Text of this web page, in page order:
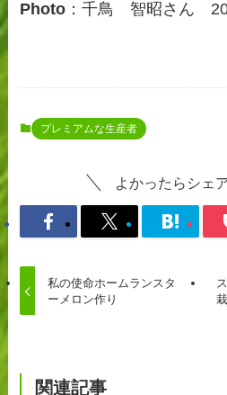
Photo ：千鳥 智昭さん
プレミアムな生産者
よかったらシェ
私の使命ホームランスタ
ーメロン作り
関連記事